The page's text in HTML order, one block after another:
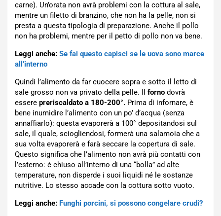
carne). Un’orata non avrà problemi con la cottura al sale,
mentre un filetto di branzino, che non ha la pelle, non si
presta a questa tipologia di preparazione. Anche il pollo
non ha problemi, mentre per il petto di pollo non va bene.
Leggi anche: Se fai questo capisci se le uova sono marce
all’interno
Quindi l’alimento da far cuocere sopra e sotto il letto di
sale grosso non va privato della pelle. Il forno dovrà
essere preriscaldato a 180-200°. Prima di infornare, è
bene inumidire l’alimento con un po’ d’acqua (senza
annaffiarlo): questa evaporerà a 100° depositandosi sul
sale, il quale, sciogliendosi, formerà una salamoia che a
sua volta evaporerà e farà seccare la copertura di sale.
Questo significa che l’alimento non avrà più contatti con
l’esterno: è chiuso all’interno di una “bolla” ad alte
temperature, non disperde i suoi liquidi né le sostanze
nutritive. Lo stesso accade con la cottura sotto vuoto.
Leggi anche: Funghi porcini, si possono congelare crudi?